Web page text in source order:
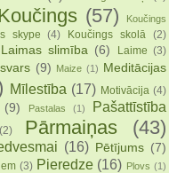
(57)
Koučings
skype (4) Koučings skolā (2)
Laimas slimība (6) Laime (3)
(9) Maize (1)
Meditācijas
Mīlestība (17) Motivācija (4)
(9) Pastalas (1)
Pašattīstība
(2) Pārmaiņas (43)
(16) Pētījums (7)
(3) Pieredze (16) Plovs (1)